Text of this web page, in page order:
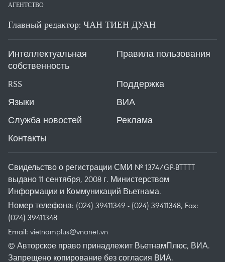
АГЕНТСТВО
Главный редактор: ЧАН ТИЕН ДУАН
Интеллектуальная
собственность
Правила пользования
RSS
Поддержка
Языки
ВИА
Служба новостей
Реклама
Контакты
Свидельство о регистрации СМИ № 1374/GP-BTTTT
выдано 11 сентября, 2008 г. Министерством
Информации и Коммуникаций Вьетнама.
Номер телефона: (024) 39411349 - (024) 39411348, Fax:
(024) 39411348
Email: vietnamplus@vnanet.vn
© Авторское право принадлежит ВьетнамПлюс, ВИА.
Запрещено копирование без согласия ВИА.